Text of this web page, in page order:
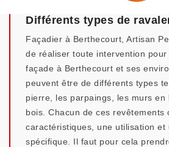
Différents types de
Façadier à Berthecourt, Artisan
de réaliser toute intervention
façade à Berthecourt et ses
peuvent être de différents types
pierre, les parpaings, les murs en
bois. Chacun de ces revêtements
caractéristiques, une utilisation et
spécifique. Il faut pour cela